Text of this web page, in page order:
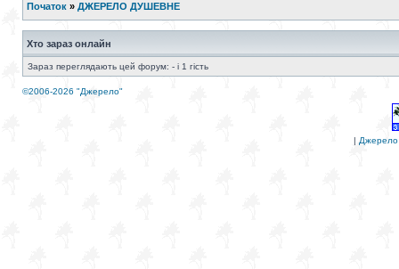
Початок » ДЖЕРЕЛО ДУШЕВНЕ
Хто зараз онлайн
Зараз переглядають цей форум: - і 1 гість
©2006-2026 "Джерело"
| Джерело